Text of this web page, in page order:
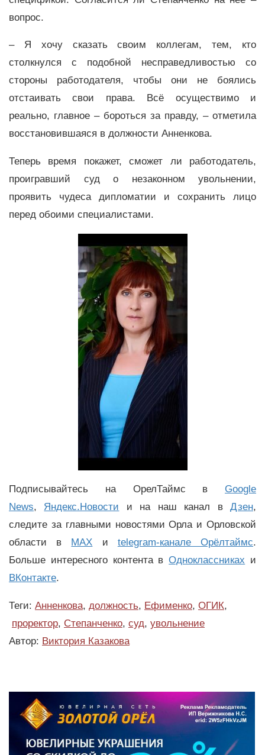
вопрос.
– Я хочу сказать своим коллегам, тем, кто
столкнулся с подобной несправедливостью со
стороны работодателя, чтобы они не боялись
отстаивать свои права. Всё осуществимо и
реально, главное – бороться за правду, – отметила
восстановившаяся в должности Анненкова.
Теперь время покажет, сможет ли работодатель,
проигравший суд о незаконном увольнении,
проявить чудеса дипломатии и сохранить лицо
перед обоими специалистами.
Подписывайтесь на ОрелТаймс в Google
News, Яндекс.Новости и на наш канал вДзен,
следите за главными новостями Орла и Орловской
области в MAX и telegram-канале Орёлтаймс.
Больше интересного контента вОдноклассниках и
ВКонтакте.
Теги: Анненкова, должность, Ефименко, ОГИК,
проректор, Степанченко, суд, увольнение
Автор: Виктория Казакова